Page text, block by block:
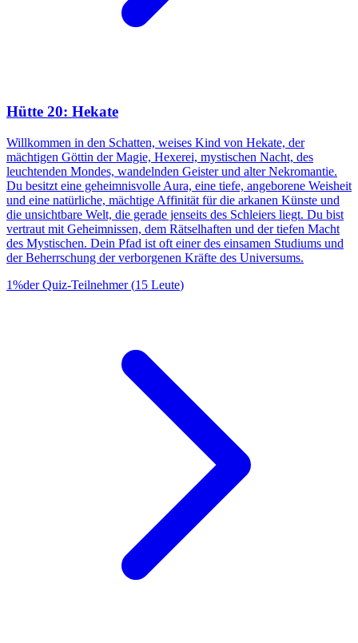
Hütte 20: Hekate
Willkommen in den Schatten, weises Kind von Hekate, der
mächtigen Göttin der Magie, Hexerei, mystischen Nacht, des
leuchtenden Mondes, wandelnden Geister und alter Nekromantie.
Du besitzt eine geheimnisvolle Aura, eine tiefe, angeborene Weisheit
und eine natürliche, mächtige Affinität für die arkanen Künste und
die unsichtbare Welt, die gerade jenseits des Schleiers liegt. Du bist
vertraut mit Geheimnissen, dem Rätselhaften und der tiefen Macht
des Mystischen. Dein Pfad ist oft einer des einsamen Studiums und
der Beherrschung der verborgenen Kräfte des Universums.
1%der Quiz-Teilnehmer(15 Leute)